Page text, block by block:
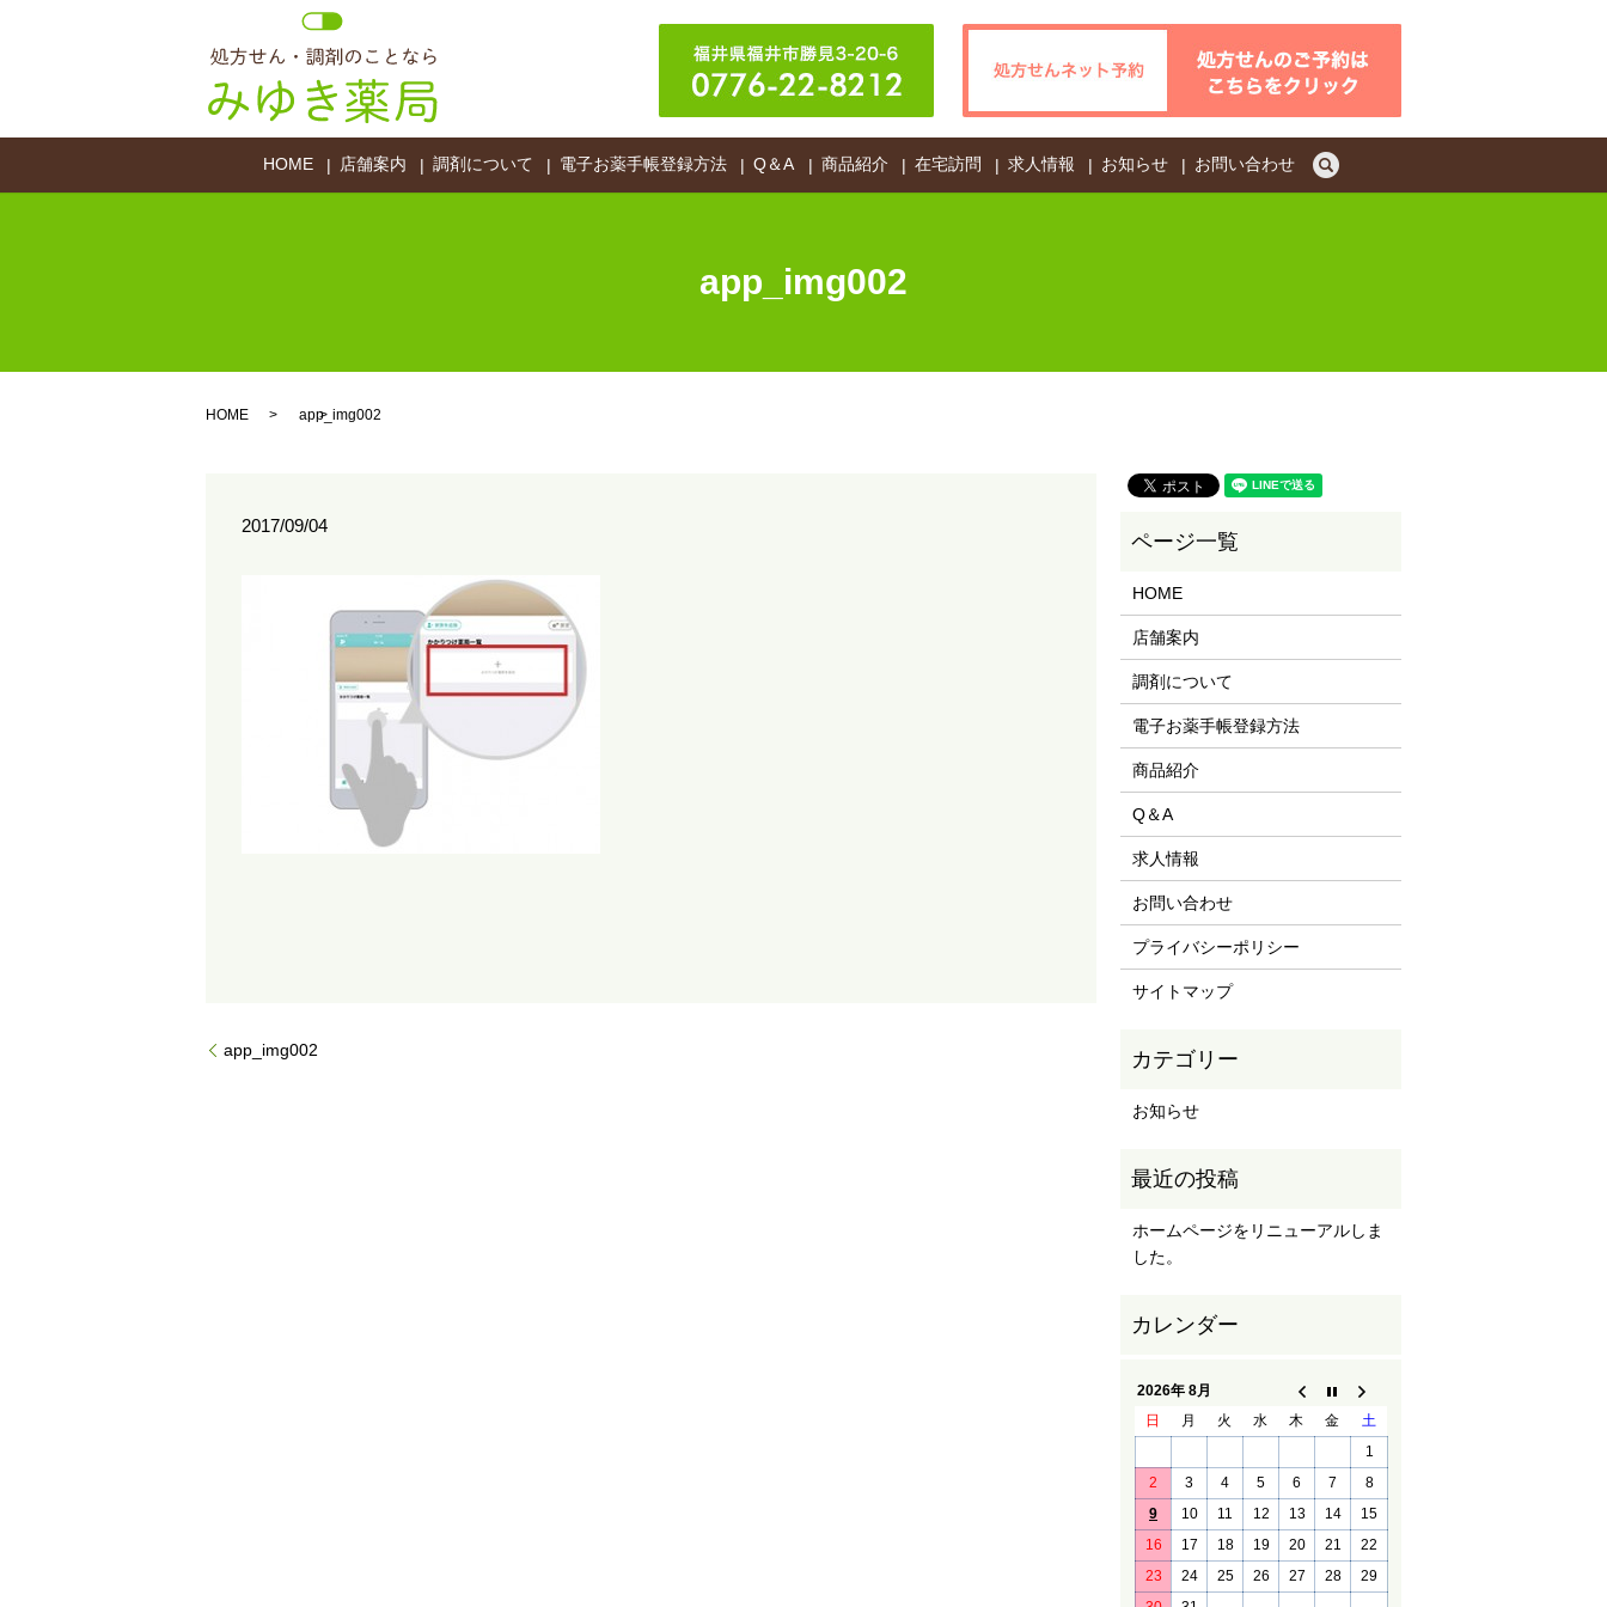
HOME 店舗案内 調剤について 電子お薬手帳登録方法 Q＆A 商品紹介 在宅訪問 求人情報 お知らせ お問い合わせ
app_img002
HOME app_img002
2017/09/04
app_img002
HOME
店舗案内
調剤について
電子お薬手帳登録方法
商品紹介
Q＆A
求人情報
お問い合わせ
プライバシーポリシー
サイトマップ
お知らせ
ホームページをリニューアルしま
した。
2026年 8月
日
月 火 水 木 金
土
1
2
3 4 5 6 7
8
9
10 11 12 13 14
15
16
17 18 19 20 21
22
23
24 25 26 27 28
29